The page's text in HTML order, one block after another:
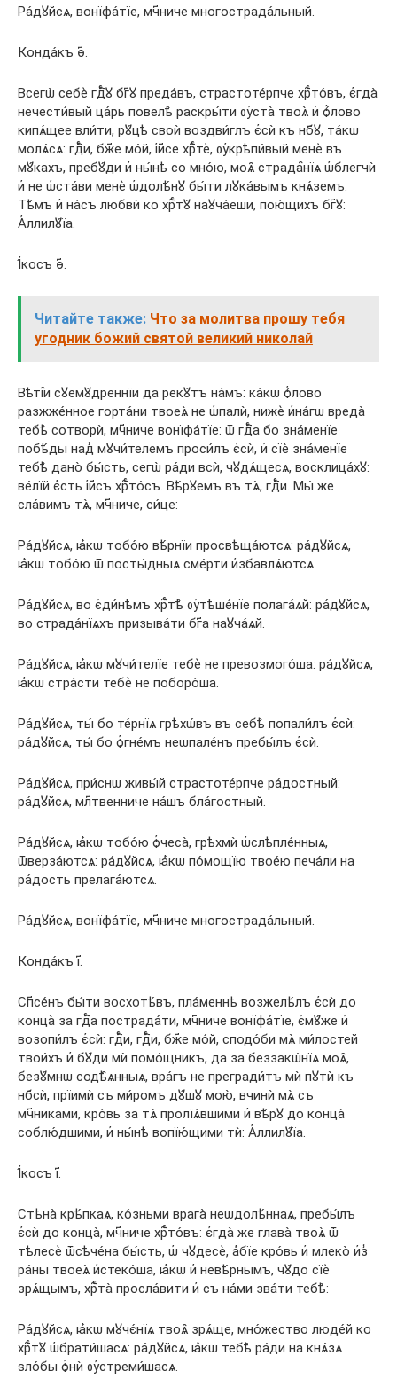
Ра́дꙋйсѧ, вонїфа́тїе, мч҃ниче многострада́льный.
Конда́къ ѳ҃.
Всегѡ̀ себѐ гдⷭ҇ꙋ бг҃ꙋ преда́въ, страстоте́рпче хрⷭ҇то́въ, є҆гда̀
нечести́вый ца́рь повелѣ̀ раскры́ти ᲂу҆ста̀ твоѧ̀ и҆ ѻ҆́лово
кипѧ́щее вли́ти, рꙋ́цѣ своѝ воздви́глъ є҆сѝ къ нб҃ꙋ, та́кѡ
молѧ́сѧ: гдⷭ҇и, бж҃е мо́й, і҆и҃се хрⷭ҇тѐ, ᲂу҆крѣпи́вый менѐ въ
мꙋ́кахъ, пребꙋ́ди и҆ ны́нѣ со мно́ю, моѧ̑ страда̑нїѧ ѡ҆блегчѝ
и҆ не ѡ҆ста́ви менѐ ѡ҆долѣ́нꙋ бы́ти лꙋка́вымъ кнѧ́земъ.
Тѣ́мъ и҆ на́съ любвѝ ко хрⷭ҇тꙋ̀ наꙋча́еши, пою́щихъ бг҃ꙋ:
А҆ллилꙋ́їа.
І҆́косъ ѳ҃.
Читайте также: Что за молитва прошу тебя
угодник божий святой великий николай
Вѣті̑и сꙋемꙋ́дреннїи да рекꙋ́тъ на́мъ: ка́кѡ ѻ҆́лово
разжже́нное горта́ни твоеѧ̀ не ѡ҆палѝ, нижѐ и҆на́гѡ вреда̀
тебѣ̀ сотворѝ, мч҃ниче вонїфа́тїе: ѿ гдⷭ҇а бо зна́менїе
побѣ́ды над̾ мꙋчи́телемъ проси́лъ є҆сѝ, и҆ сїѐ зна́менїе
тебѣ̀ дано̀ бы́сть, сегѡ̀ ра́ди всѝ, чꙋдѧ́щесѧ, восклица́хꙋ:
ве́лїй є҆́сть і҆и҃съ хрⷭ҇то́съ. Вѣ́рꙋемъ въ тѧ̀, гдⷭ҇и. Мы́ же
сла́вимъ тѧ̀, мч҃ниче, си́це:
Ра́дꙋйсѧ, ꙗ҆́кѡ тобо́ю вѣ́рнїи просвѣща́ютсѧ: ра́дꙋйсѧ,
ꙗ҆́кѡ тобо́ю ѿ посты́дныѧ сме́рти и҆збавлѧ́ютсѧ.
Ра́дꙋйсѧ, во є҆ди́нѣмъ хрⷭ҇тѣ̀ ᲂу҆тѣше́нїе полага́ѧй: ра́дꙋйсѧ,
во страда́нїѧхъ призыва́ти бг҃а наꙋча́ѧй.
Ра́дꙋйсѧ, ꙗ҆́кѡ мꙋчи́телїе тебѐ не превозмого́ша: ра́дꙋйсѧ,
ꙗ҆́кѡ стра́сти тебѐ не поборо́ша.
Ра́дꙋйсѧ, ты́ бо те́рнїѧ грѣхѡ́въ въ себѣ̀ попали́лъ є҆сѝ:
ра́дꙋйсѧ, ты́ бо ѻ҆гне́мъ неѡпале́нъ пребы́лъ є҆сѝ.
Ра́дꙋйсѧ, при́снѡ живы́й страстоте́рпче ра́достный:
ра́дꙋйсѧ, мл҃твенниче на́шъ бла́гостный.
Ра́дꙋйсѧ, ꙗ҆́кѡ тобо́ю ѻ҆чеса̀, грѣхмѝ ѡ҆слѣпле́нныѧ,
ѿверза́ютсѧ: ра́дꙋйсѧ, ꙗ҆́кѡ по́мощїю твое́ю печа́ли на
ра́дость прелага́ютсѧ.
Ра́дꙋйсѧ, вонїфа́тїе, мч҃ниче многострада́льный.
Конда́къ і҃.
Сп҃се́нъ бы́ти восхотѣ́въ, пла́меннѣ возжелѣ́лъ є҆сѝ до
конца̀ за гдⷭ҇а пострада́ти, мч҃ниче вонїфа́тїе, є҆мꙋ́же и҆
возопи́лъ є҆сѝ: гдⷭ҇и, гдⷭ҇и, бж҃е мо́й, сподо́би мѧ̀ ми́лостей
твои́хъ и҆ бꙋ́ди мѝ помо́щникъ, да за беззакѡ́нїѧ моѧ̑,
безꙋ́мнѡ содѣ̑ѧнныѧ, вра́гъ не прегради́тъ мѝ пꙋтѝ къ
нб҃сѝ, прїимѝ съ ми́ромъ дꙋ́шꙋ мою̀, вчинѝ мѧ̀ съ
мч҃никами, кро́вь за тѧ̀ пролїѧ́вшими и҆ вѣ́рꙋ до конца̀
соблю́дшими, и҆ ны́нѣ вопїю́щими тѝ: А҆ллилꙋ́їа.
І҆́косъ і҃.
Стѣна̀ крѣ́пкаѧ, ко́зньми врага̀ неѡдолѣ́ннаѧ, пребы́лъ
є҆сѝ до конца̀, мч҃ниче хрⷭ҇то́въ: є҆гда̀ же глава̀ твоѧ̀ ѿ
тѣлесѐ ѿсѣче́на бы́сть, ѡ҆ чꙋдесѐ, а҆́бїе кро́вь и҆ млеко̀ и҆з̾
ра́ны твоеѧ̀ и҆стеко́ша, ꙗ҆́кѡ и҆ невѣ́рнымъ, чꙋ́до сїѐ
зрѧ́щымъ, хрⷭ҇та̀ просла́вити и҆ съ на́ми зва́ти тебѣ̀:
Ра́дꙋйсѧ, ꙗ҆́кѡ мꙋчє́нїѧ твоѧ̑ зрѧ́ще, мно́жество люде́й ко
хрⷭ҇тꙋ̀ ѡ҆брати́шасѧ: ра́дꙋйсѧ, ꙗ҆́кѡ тебѣ̀ ра́ди на кнѧ́зѧ
ѕло́бы ѻ҆нѝ ᲂу҆стреми́шасѧ.